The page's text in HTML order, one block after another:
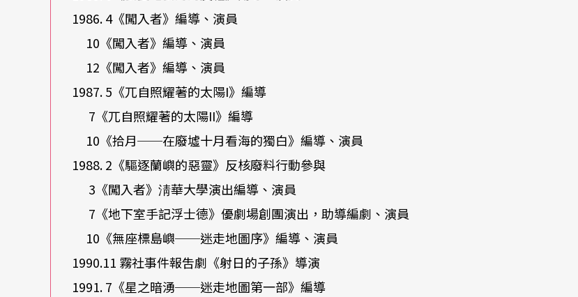
種不同情感質地的作品。」自稱邁入「前中年期」、「已社會化的世故之後」的黎煥雄對過去作
品是否成熟，準備整理出一種「你還要不要」的心情，那麼要不要又是基於何種動機？走到此果
眞是一個需要考慮「走不走得下去」的必要時機？「自己的位置是否不自覺形成河左岸其他工作
夥伴的壓迫？」「該不該被檢討？」這般強烈的反省性答覆了所有的可能性。
「仍是距離的問題吧！不時產生另一個距離來觀察自己與自己、河左岸、劇場，一切都會比較淸
晰。」走出河左岸，屋內的溼氣與初春仍在溼冷流通，對黎煥雄看法的再詮釋，似乎也在距離之
上。他在彼岸，我在對岸，中間是急緩不定的流速，彼此繼續前進，他的步伐是沈穩的。
特約撰述｜吳進
1986. 4《闖入者》編導、演員
10《闖入者》編導、演員
12《闖入者》編導、演員
1987. 5《兀自照耀著的太陽I》編導
7《兀自照耀著的太陽II》編導
10《拾月──在廢墟十月看海的獨白》編導、演員
1988. 2《驅逐蘭嶼的惡靈》反核廢料行動參與
3《闖入者》淸華大學演出編導、演員
7《地下室手記浮士德》優劇場創團演出，助導編劇、演員
10《無座標島嶼──迷走地圖序》編導、演員
1990.11 霧社事件報吿劇《射日的子孫》導演
1991. 7《星之暗湧──迷走地圖第一部》編導